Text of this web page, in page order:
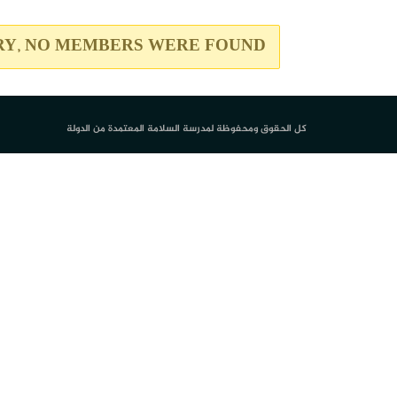
NO MEMBERS WERE FOUND.
كل الحقوق ومحفوظة لمدرسة السلامة المعتمدة من الدولة